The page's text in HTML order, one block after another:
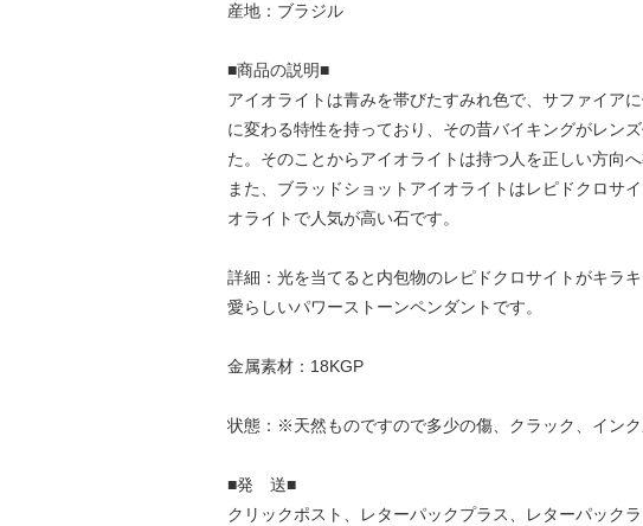
産地：ブラジル
■商品の説明■
アイオライトは青みを帯びたすみれ色で、サファイア
に変わる特性を持っており、その昔バイキングがレン
た。そのことからアイオライトは持つ人を正しい方向
また、ブラッドショットアイオライトはレピドクロサ
オライトで人気が高い石です。
詳細：光を当てると内包物のレピドクロサイトがキラ
愛らしいパワーストーンペンダントです。
金属素材：18KGP
状態：※天然ものですので多少の傷、クラック、イン
■発 送■
クリックポスト、レターパックプラス、レターパック